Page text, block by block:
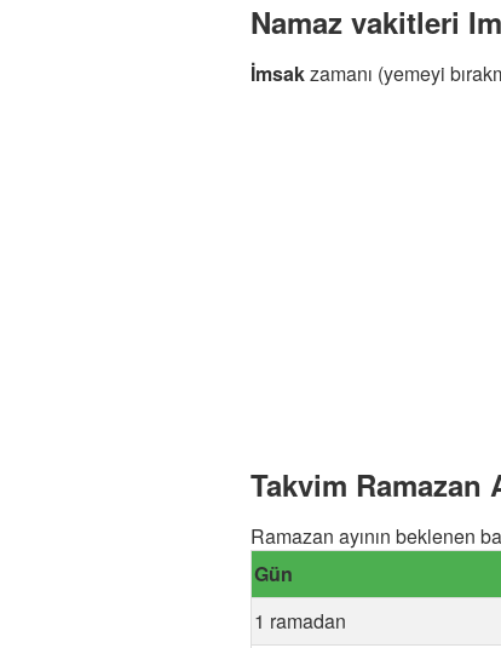
Namaz vakitleri
İmsakzamanı (yemeyi
Takvim Ramazan
Ramazan ayının beklenen
Gün
1 ramadan